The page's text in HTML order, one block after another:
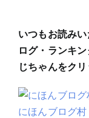
いつもお読み
ログ・ランキ
じちゃんをク
にほんブログ村